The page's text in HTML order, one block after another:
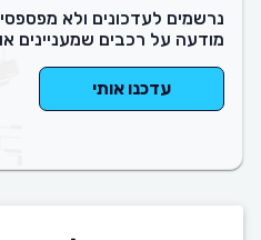
נרשמים לעדכונים ולא
מודעה על רכבים שמעניינים
עדכנו אותי